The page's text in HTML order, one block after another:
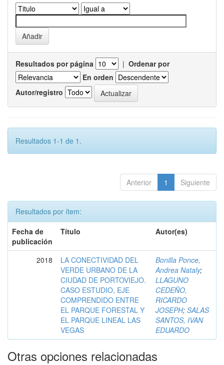
Resultados por página | Ordenar por
En orden
Autor/registro
Resultados 1-1 de 1.
Anterior 1 Siguiente
Resultados por ítem:
Fecha de
publicación
Título Autor(es)
2018
LA CONECTIVIDAD DEL
VERDE URBANO DE LA
CIUDAD DE PORTOVIEJO.
CASO ESTUDIO, EJE
COMPRENDIDO ENTRE
EL PARQUE FORESTAL Y
EL PARQUE LINEAL LAS
VEGAS
Bonilla Ponce,
Andrea Nataly;
LLAGUNO
CEDEÑO,
RICARDO
JOSEPH; SALAS
SANTOS, IVAN
EDUARDO
Otras opciones relacionadas